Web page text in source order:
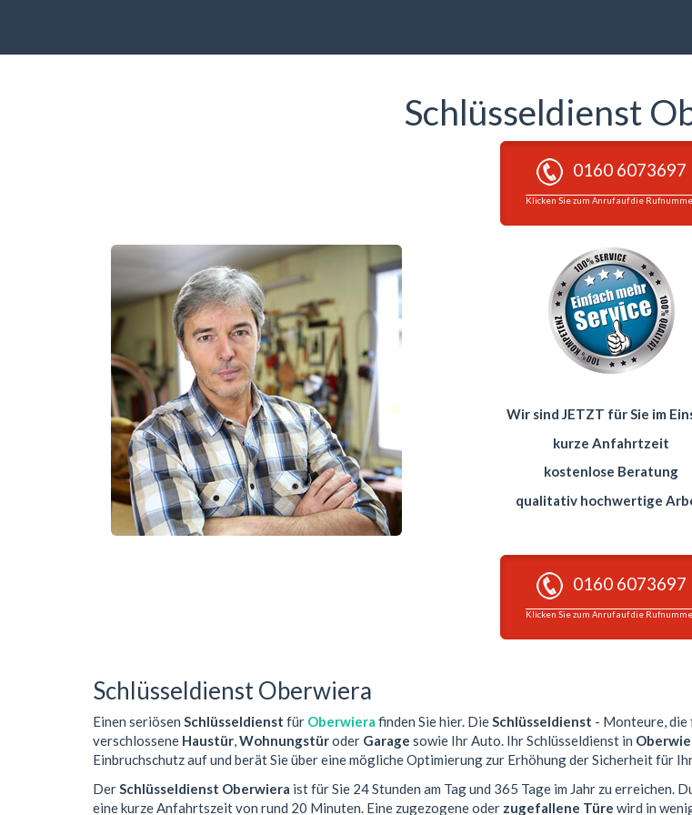
Schlüsseldienst
0160 6073697
Klicken Sie zum Anruf auf die
Wir sind JETZT für Sie im
kurze Anfahrtzeit
kostenlose Beratung
qualitativ hochwertige
0160 6073697
Klicken Sie zum Anruf auf die
Schlüsseldienst Oberwiera
Einen seriösen Schlüsseldienst für Oberwiera finden Sie hier. DieSchlüsseldienst - Monteure, die
verschlossene Haustür,Wohnungstüroder Garage sowie Ihr Auto. Ihr Schlüsseldienst in
Einbruchschutz auf und berät Sie über eine mögliche Optimierung zur Erhöhung der Sicherheit für
DerSchlüsseldienst Oberwiera ist für Sie 24 Stunden am Tag und 365 Tage im Jahr zu erreichen.
eine kurze Anfahrtszeit von rund 20 Minuten. Eine zugezogene oder zugefallene Türe wird in